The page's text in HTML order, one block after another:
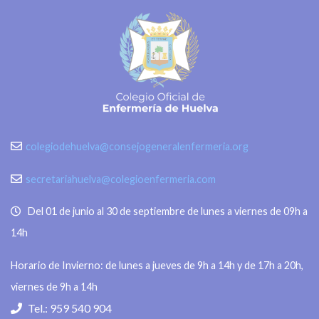
colegiodehuelva@consejogeneralenfermeria.org
secretariahuelva@colegioenfermeria.com
Del 01 de junio al 30 de septiembre de lunes a viernes de 09h a
14h
Horario de Invierno: de lunes a jueves de 9h a 14h y de 17h a 20h,
viernes de 9h a 14h
Tel.: 959 540 904